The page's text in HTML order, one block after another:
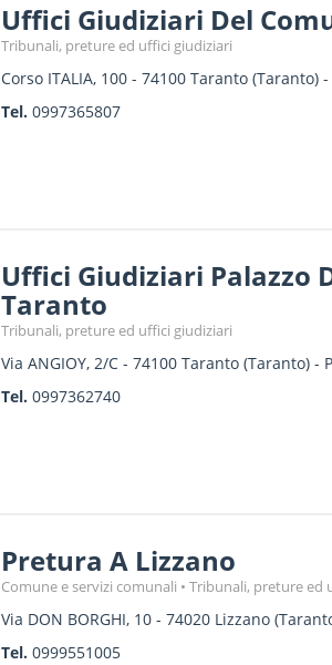
Uffici Giudiziari Del
Tribunali, preture ed uffici giudiziari
Corso ITALIA, 100- 74100 Taranto(Taranto) -
Tel. 0997365807
Uffici Giudiziari Palazzo
Taranto
Tribunali, preture ed uffici giudiziari
Via ANGIOY, 2/C- 74100 Taranto(Taranto) -
Tel. 0997362740
Pretura A Lizzano
Comune e servizi comunali Tribunali, preture ed
Via DON BORGHI, 10- 74020 Lizzano
Tel. 0999551005